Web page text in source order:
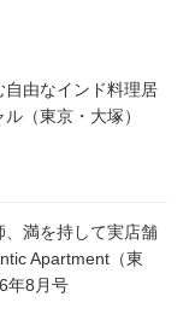
自由なインド料理居
（東京・大塚）
、満を持して実店舗
Apartment（東
8月号